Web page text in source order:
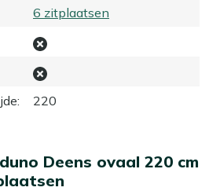
6 zitplaatsen
: 220
Deens ovaal 220 cm